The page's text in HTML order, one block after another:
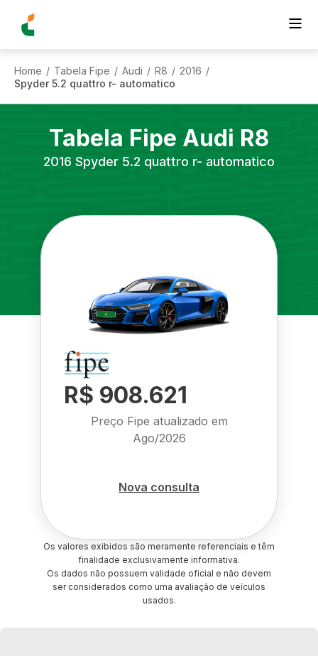
Home / Tabela Fipe / Audi / R8 / 2016 /
Spyder 5.2 quattro r- automatico
Tabela Fipe Audi R8
2016 Spyder 5.2 quattro r- automatico
R$ 908.621
Preço Fipe atualizado em
Ago/2026
Nova consulta
Os valores exibidos são meramente referenciais e têm
finalidade exclusivamente informativa.
Os dados não possuem validade oficial e não devem
ser considerados como uma avaliação de veículos
usados.